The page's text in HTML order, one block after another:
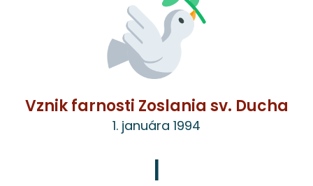
Vznik farnosti Zoslania sv. Ducha
1. januára 1994
|